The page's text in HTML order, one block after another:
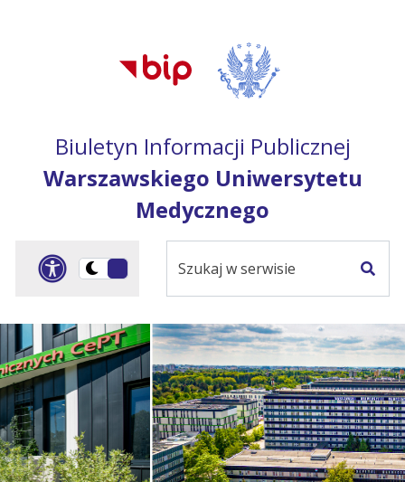
głównego menu
serwisu
Biuletyn Informacji Publicznej
Warszawskiego Uniwersytetu
Medycznego
Panel dostosowania
Przełącz
ciemną
serwisie